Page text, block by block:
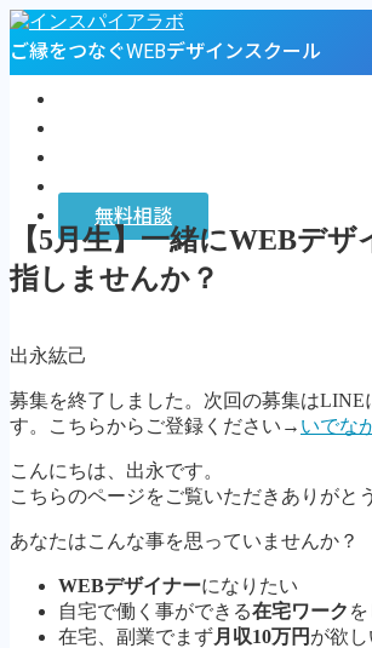
ご縁をつなぐWEBデザインスクール
インスパイアラボ
無料相談
MENU
お客様の声
インスパイアラボ
無料相談
Follow Me
【5月生】一緒にWEBデザ
指しませんか？
出永紘己
募集を終了しました。次回の募集はLINE
す。こちらからご登録ください→ いでな
こんにちは、出永です。
こちらのページをご覧いただきありがと
あなたはこんな事を思っていませんか？
WEBデザイナーになりたい
自宅で働く事ができる在宅ワーク
在宅、副業でまず月収10万円 が欲し